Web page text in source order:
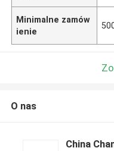
Minimalne zamów
ienie
O nas
China